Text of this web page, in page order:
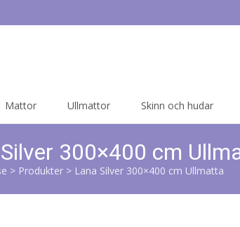
Mattor Ullmattor Skinn och hudar
300×400 cm
> Produkter > Lana Silver 300×400 cm Ullmatta